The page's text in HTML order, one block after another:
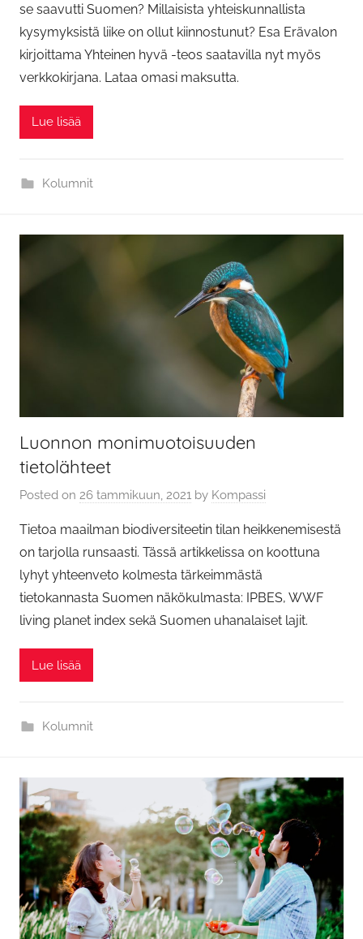
se saavutti Suomen? Millaisista yhteiskunnallista
kysymyksistä liike on ollut kiinnostunut? Esa Erävalon
kirjoittama Yhteinen hyvä -teos saatavilla nyt myös
verkkokirjana. Lataa omasi maksutta.
Lue lisää
Kolumnit
Luonnon monimuotoisuuden
tietolähteet
Posted on 26 tammikuun, 2021 by Kompassi
Tietoa maailman biodiversiteetin tilan heikkenemisestä
on tarjolla runsaasti. Tässä artikkelissa on koottuna
lyhyt yhteenveto kolmesta tärkeimmästä
tietokannasta Suomen näkökulmasta: IPBES, WWF
living planet index sekä Suomen uhanalaiset lajit.
Lue lisää
Kolumnit